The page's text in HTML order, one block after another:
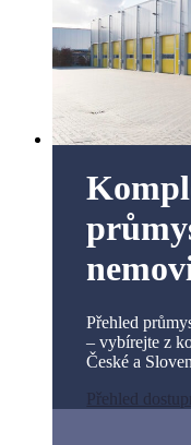
Přehled
– vybírejte z
České a
Přehled